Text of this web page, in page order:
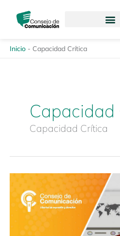
contenido
Inicio - Capacidad Crítica
Capacidad
Capacidad Crítica
Manual
de
buenas
prácticas
periodísticas
sobre